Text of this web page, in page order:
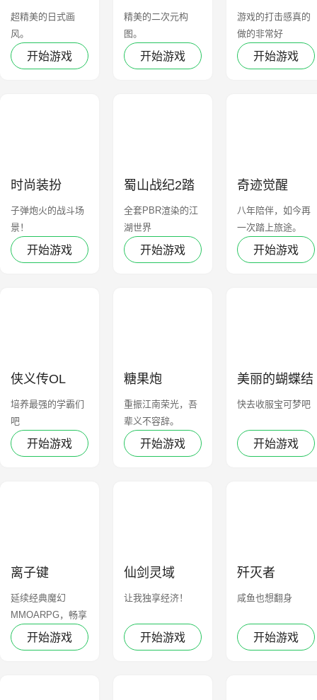
超精美的日式画
风。
开始游戏
精美的二次元构
图。
开始游戏
游戏的打击感真的
做的非常好
开始游戏
时尚装扮
子弹炮火的战斗场
景！
开始游戏
蜀山战纪2踏
火行歌
全套PBR渲染的江
湖世界
开始游戏
奇迹觉醒
八年陪伴，如今再
一次踏上旅途。
开始游戏
侠义传OL
培养最强的学霸们
吧
开始游戏
糖果炮
重振江南荣光，吾
辈义不容辞。
开始游戏
美丽的蝴蝶结
快去收服宝可梦吧
开始游戏
离子键
延续经典魔幻
MMOARPG，畅享
极致魔幻冒险
开始游戏
仙剑灵域
让我独享经济！
开始游戏
歼灭者
咸鱼也想翻身
开始游戏